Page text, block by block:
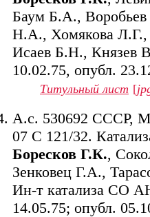
Баум Б.А.,
Н.А., Хомякова
Исаев Б.Н., Князев
10.02.75, опубл.
Титульный лист [
А.с. 530692 СССР,
07 C 121/32.
Боресков Г.К.,
Зенковец Г.А.,
Ин-т катализа СО
14.05.75; опубл.